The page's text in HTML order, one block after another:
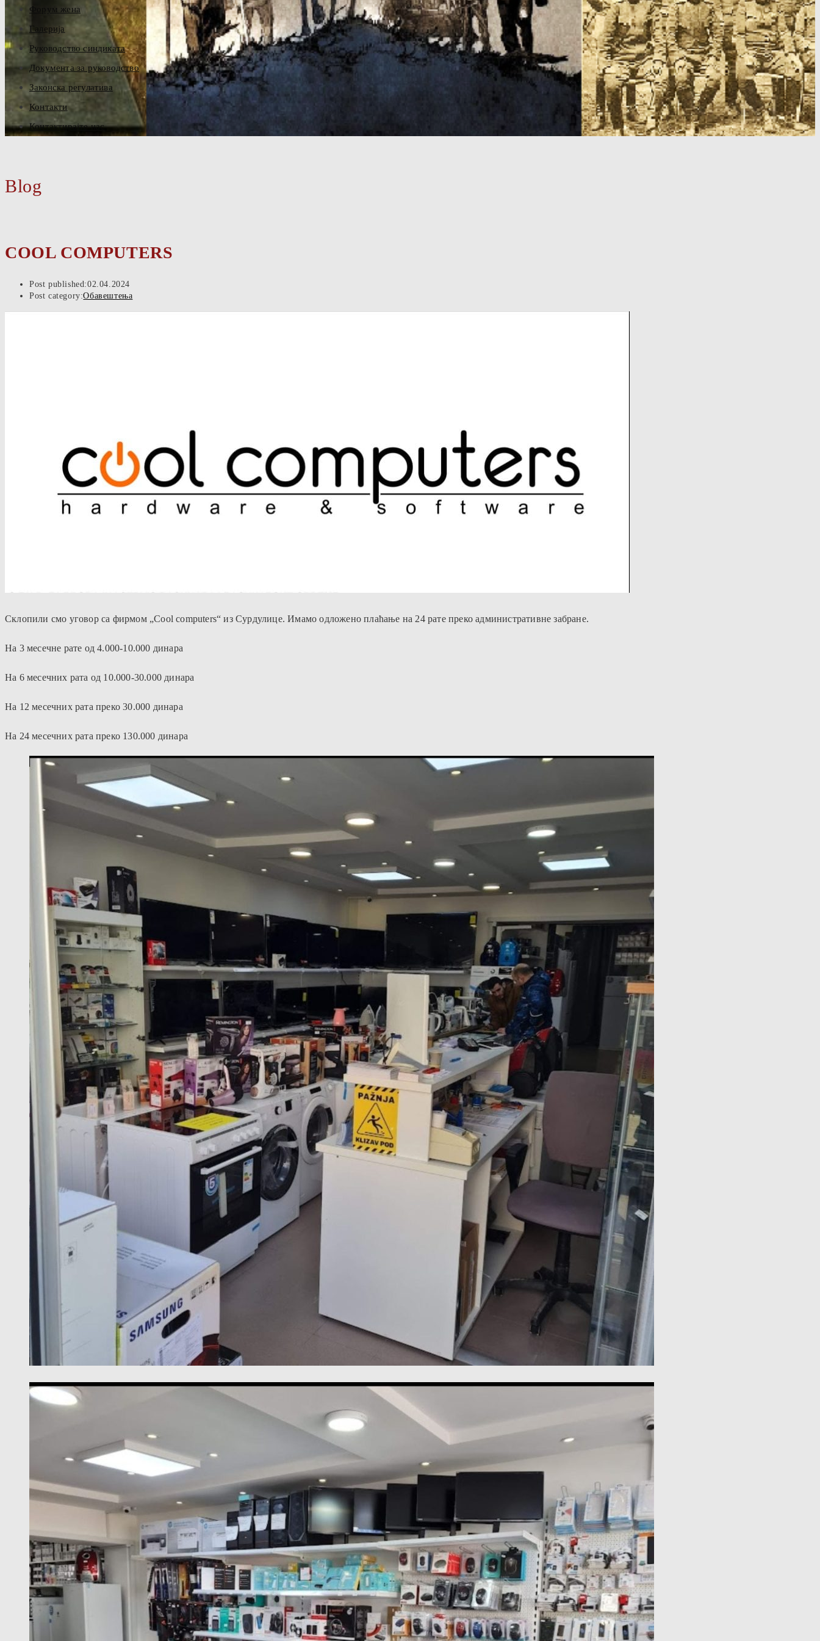
Форум жена
Галерија
Руководство синдиката
Документа за руководство
Законска регулатива
Контакти
Контактирајте нас
Blog
COOL COMPUTERS
Post published:02.04.2024
Post category:Обавештења
Склопили смо уговор са фирмом „Cool computers“ из Сурдулице. Имамо одложено плаћање на 24 рате преко административне забране.
На 3 месечне рате од 4.000-10.000 динара
На 6 месечних рата од 10.000-30.000 динара
На 12 месечних рата преко 30.000 динара
На 24 месечних рата преко 130.000 динара